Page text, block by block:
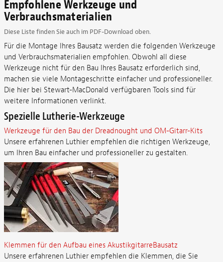
Empfohlene Werkzeuge und
Verbrauchsmaterialien
Diese Liste finden Sie auch im PDF-Download oben.
Für die Montage Ihres Bausatz werden die folgenden Werkzeuge
und Verbrauchsmaterialien empfohlen. Obwohl all diese
Werkzeuge nicht für den Bau Ihres Bausatz erforderlich sind,
machen sie viele Montageschritte einfacher und professioneller.
Die hier bei Stewart-MacDonald verfügbaren Tools sind für
weitere Informationen verlinkt.
Spezielle Lutherie-Werkzeuge
Werkzeuge für den Bau der Dreadnought und OM-Gitarr-Kits
Unsere erfahrenen Luthier empfehlen die richtigen Werkzeuge,
um Ihren Bau einfacher und professioneller zu gestalten.
Klemmen für den Aufbau eines AkustikgitarreBausatz
Unsere erfahrenen Luthier empfehlen die Klemmen, die Sie